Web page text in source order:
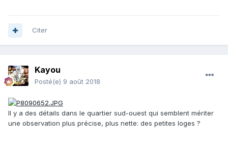
Citer
Kayou
Posté(e) 9 août 2018
Il y a des détails dans le quartier sud-ouest qui semblent mériter
une observation plus précise, plus nette: des petites loges ?